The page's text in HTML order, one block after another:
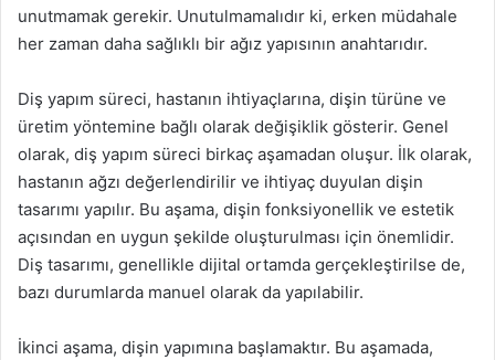
unutmamak gerekir. Unutulmamalıdır ki, erken müdahale
her zaman daha sağlıklı bir ağız yapısının anahtarıdır.
Diş yapım süreci, hastanın ihtiyaçlarına, dişin türüne ve
üretim yöntemine bağlı olarak değişiklik gösterir. Genel
olarak, diş yapım süreci birkaç aşamadan oluşur. İlk olarak,
hastanın ağzı değerlendirilir ve ihtiyaç duyulan dişin
tasarımı yapılır. Bu aşama, dişin fonksiyonellik ve estetik
açısından en uygun şekilde oluşturulması için önemlidir.
Diş tasarımı, genellikle dijital ortamda gerçekleştirilse de,
bazı durumlarda manuel olarak da yapılabilir.
İkinci aşama, dişin yapımına başlamaktır. Bu aşamada,